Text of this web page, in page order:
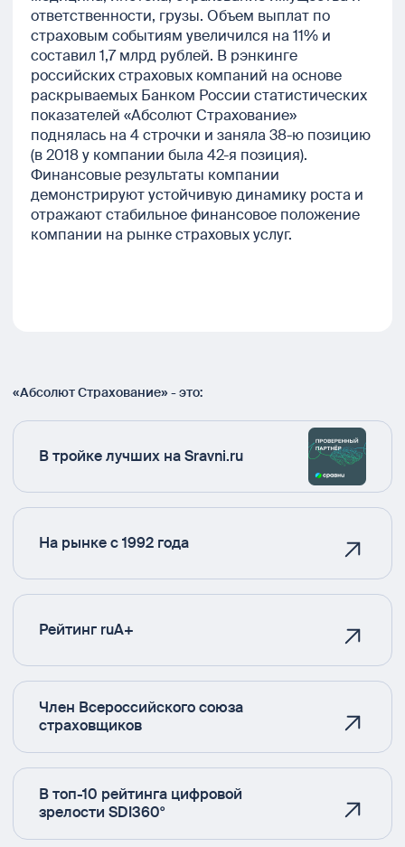
ответственности, грузы. Объем выплат по
страховым событиям увеличился на 11% и
составил 1,7 млрд рублей. В рэнкинге
российских страховых компаний на основе
раскрываемых Банком России статистических
показателей «Абсолют Страхование»
поднялась на 4 строчки и заняла 38-ю позицию
(в 2018 у компании была 42-я позиция).
Финансовые результаты компании
демонстрируют устойчивую динамику роста и
отражают стабильное финансовое положение
компании на рынке страховых услуг.
«Абсолют Страхование» - это:
В тройке лучших на Sravni.ru
На рынке с 1992 года
Рейтинг ruA+
Член Всероссийского союза
страховщиков
В топ-10 рейтинга цифровой
зрелости SDI360°